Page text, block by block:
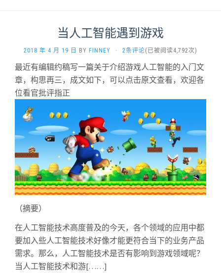
当人工智能遇到游戏
2018 年 4 月 19 日 BY FINNEY · 2条评论(已被阅读4,792次)
最近有编辑约稿写一篇关于介绍游戏人工智能的入门文
章，构思再三，成文如下，可以点击原文查看，欢迎各
位看官批评指正
（摘要）
在人工智能技术高度普及的今天，各个领域的应用中都
要加入些人工智能技术好像才能更符合当下的业务产品
需求。那么，人工智能技术是否有影响到游戏领域呢？
当人工智能技术和游[……]